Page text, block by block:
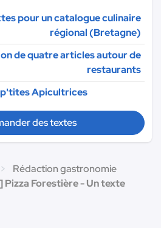
pour un catalogue culinaire
régional (Bretagne)
de quatre articles autour de
restaurants
Apicultrices
des textes
Rédaction gastronomie
Pizza Forestière - Un texte